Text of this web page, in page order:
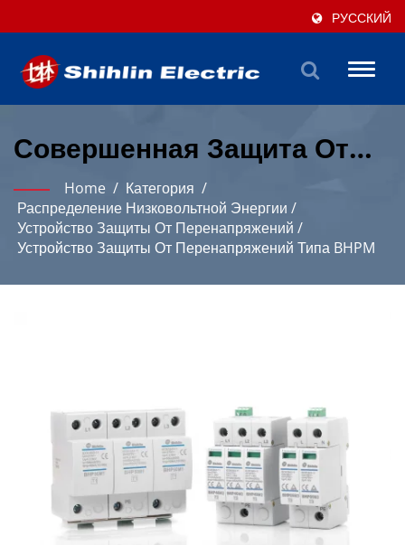
РУССКИЙ
Toggle
Совершенная Защита От
Перенапряжений С
Несколькими Вариантами
Спецификаций.
Home / Категория /
Распределение Низковольтной Энергии /
Устройство Защиты От Перенапряжений /
Устройство Защиты От Перенапряжений Типа BHPM